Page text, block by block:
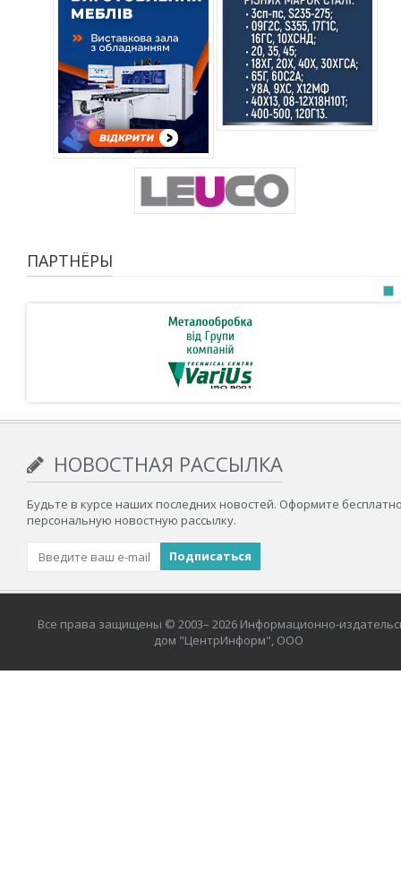
ПАРТНЁРЫ
НОВОСТНАЯ РАССЫЛКА
Будьте в курсе наших последних новостей. Оформите
персональную новостную рассылку.
Все права защищены © 2003– 2026 Информационно-
дом "ЦентрИнформ", ООО